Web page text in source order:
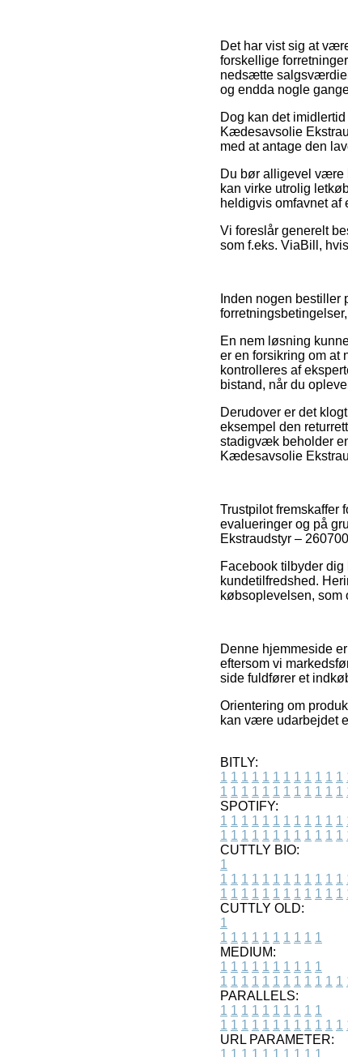
Det har vist sig at
forskellige
nedsætte
og endda nogle
Dog kan det
Kædesavsolie
med at antage den
Du bør alligevel være
kan virke utrolig
heldigvis omfavnet
Vi foreslår generelt
som f.eks. ViaBill,
Inden nogen
En nem løsning
er en forsikring om at
kontrolleres af
bistand, når du
Derudover er det
eksempel den
stadigvæk beholder
Kædesavsolie
Trustpilot fremskaffer
evalueringer og på
Ekstraudstyr –
Facebook tilbyder
kundetilfredshed.
købsoplevelsen, som
Denne hjemmeside
eftersom vi
side fuldfører et
Orientering om
kan være udarbejdet
BITLY:
1 1 1 1 1 1 1 1 1 1 1 1
1 1 1 1 1 1 1 1 1 1 1 1
SPOTIFY:
1 1 1 1 1 1 1 1 1 1 1 1
1 1 1 1 1 1 1 1 1 1 1 1
CUTTLY BIO:
1
1 1 1 1 1 1 1 1 1 1 1 1
1 1 1 1 1 1 1 1 1 1 1 1
CUTTLY OLD:
1
1 1 1 1 1 1 1 1 1 1
MEDIUM:
1 1 1 1 1 1 1 1 1 1
1 1 1 1 1 1 1 1 1 1 1 1
PARALLELS:
1 1 1 1 1 1 1 1 1 1
1 1 1 1 1 1 1 1 1 1 1 1
URL PARAMETER:
1 1 1 1 1 1 1 1 1 1